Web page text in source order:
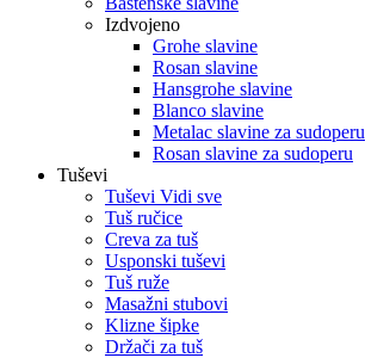
Izdvojeno
Grohe slavine
Rosan slavine
Hansgrohe slavine
Blanco slavine
Metalac slavine za sudoperu
Rosan slavine za sudoperu
Tuševi
Tuševi Vidi sve
Tuš ručice
Creva za tuš
Usponski tuševi
Tuš ruže
Masažni stubovi
Klizne šipke
Držači za tuš